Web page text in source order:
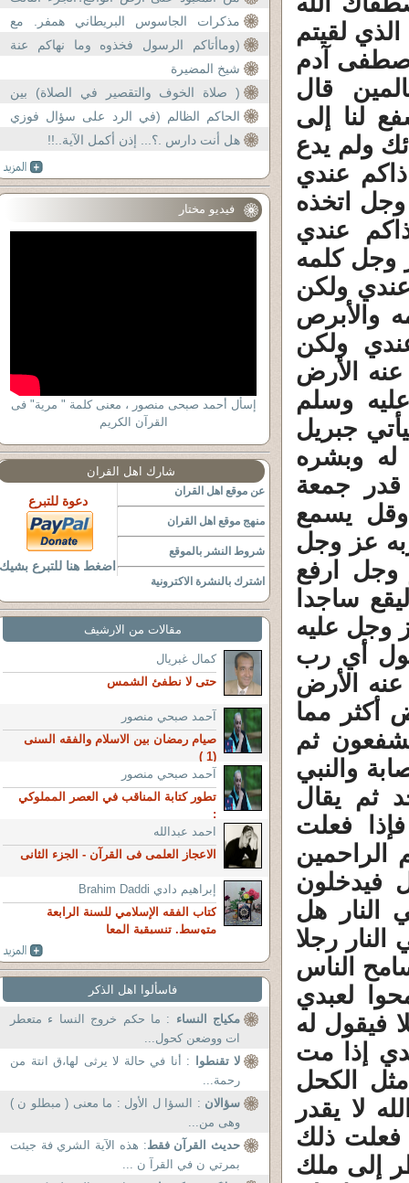
لقيتم
اصطفى آدم
قال
لنا إلى
ولم يدع
عندي
وجل اتخذه
عندي
وجل كلمه
ولكن
والأبرص
ولكن
الأرض
وسلم
جبريل
له وبشره
قدر جمعة
يسمع
عز وجل
ارفع
ساجدا
وجل عليه
أي رب
الأرض
أكثر مما
ثم
والنبي
ثم يقال
فعلت
الراحمين
فيدخلون
النار هل
رجلا
الناس
لعبدي
فيقول له
إذا مت
الكحل
لا يقدر
فعلت ذلك
إلى ملك
والأخير
مذكرات الجاسوس البريطاني همفر. مع
مؤسس الحركة الوهابية محمد بن عبد الو
(وماأتاكم الرسول فخذوه وما نهاكم عنة
فإنتهوا)
شيخ المضيرة
( صلاة الخوف والتقصير في الصلاة) بين
التدبر القرآني والروايات عن الرسو
الحاكم الظالم (في الرد على سؤال فوزي
فراج)
هل أنت دارس .؟... إذن أكمل الآية..!!
فيديو مختار
إسأل أحمد صبحى منصور ، معنى كلمة " مرية" فى
القرآن الكريم
شارك اهل القران
عن موقع اهل القران
منهج موقع اهل القران
شروط النشر بالموقع
اشترك بالنشرة الاكترونية
دعوة للتبرع
اضغط هنا للتبرع بشيك
مقالات من الارشيف
كمال غبريال
حتى لا نطفئ الشمس
آحمد صبحي منصور
صيام رمضان بين الاسلام والفقه السنى
(1 )
آحمد صبحي منصور
تطور كتابة المناقب في العصر المملوكي
:
احمد عبدالله
الاعجاز العلمى فى القرآن - الجزء الثانى
إبراهيم دادي Brahim Daddi
كتاب الفقه الإسلامي للسنة الرابعة
متوسط. تنسيقية المعا
فاسألوا اهل الذكر
مكياج النساء : ما حكم خروج النسا ء متعطر
ات ووضعن كحول...
لا تقنطوا : أنا في حالة لا يرثى لها،ق انتة من
رحمة...
سؤالان : السؤا ل الأول : ما معنى ( مبطلو ن )
وهى من...
حديث القرآن فقط: هذه الآية الشري فة جيئت
بمرتي ن في القرآ ن ...